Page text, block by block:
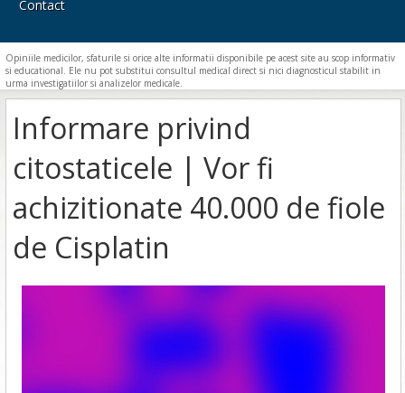
Contact
Opiniile medicilor, sfaturile si orice alte informatii disponibile pe acest site au scop informativ
si educational. Ele nu pot substitui consultul medical direct si nici diagnosticul stabilit in
urma investigatiilor si analizelor medicale.
Informare privind
citostaticele | Vor fi
achizitionate 40.000 de fiole
de Cisplatin